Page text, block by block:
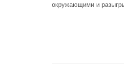
окружающими и